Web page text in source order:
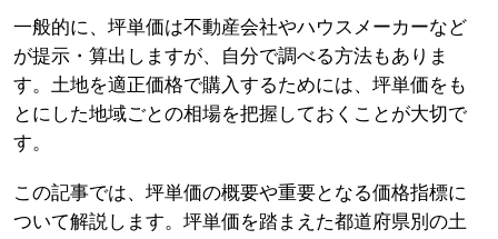
一般的に、坪単価は不動産会社やハウスメーカーなど
が提示・算出しますが、自分で調べる方法もありま
す。土地を適正価格で購入するためには、坪単価をも
とにした地域ごとの相場を把握しておくことが大切で
す。
この記事では、坪単価の概要や重要となる価格指標に
ついて解説します。坪単価を踏まえた都道府県別の土